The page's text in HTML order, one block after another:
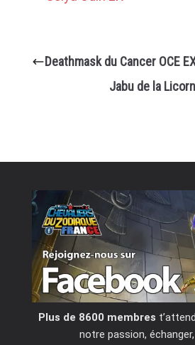
Deathmask du Cancer OCE
Jabu de la
Plus de 8600 membres
notre passion,